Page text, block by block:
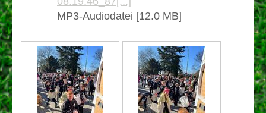
MP3-Audiodatei [12.0 MB]